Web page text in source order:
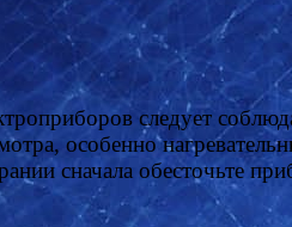
следует
особенно
сначала обесточьте